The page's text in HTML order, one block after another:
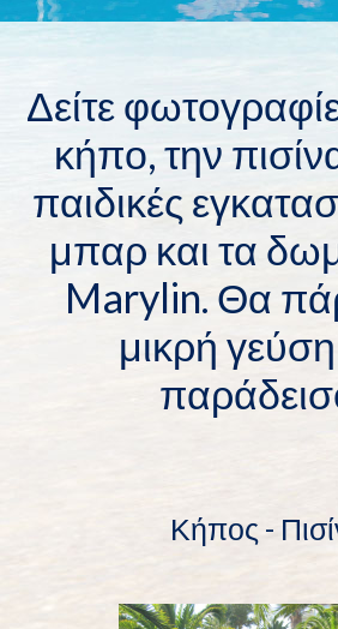
Δείτε
κήπο, την
παιδικές
μπαρ και τα
Marylin. Θα
μικρή
Κήπος -